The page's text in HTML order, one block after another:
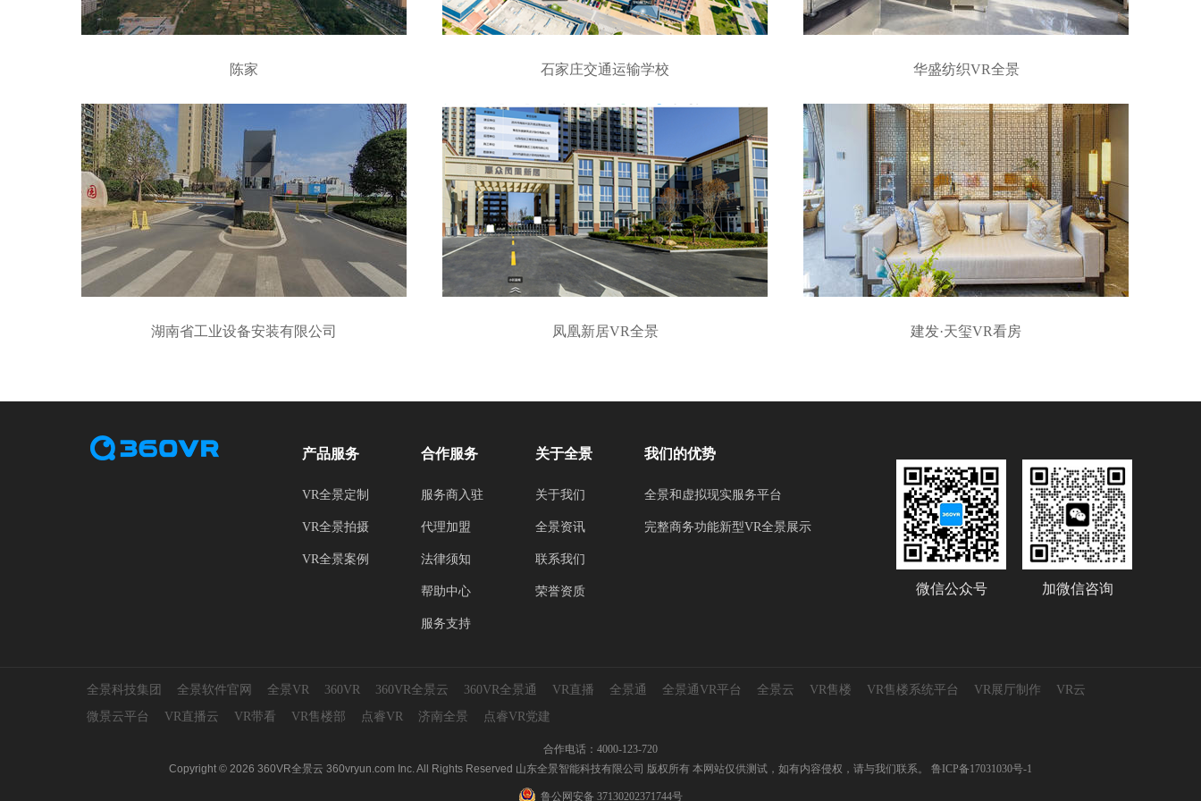
陈家 石家庄交通运输学校 华盛纺织VR全景
湖南省工业设备安装有限公司 凤凰新居VR全景 建发·天玺VR看房
产品服务
VR全景定制
VR全景拍摄
VR全景案例
合作服务
服务商入驻
代理加盟
法律须知
帮助中心
服务支持
关于全景
关于我们
全景资讯
联系我们
荣誉资质
我们的优势
全景和虚拟现实服务平台
完整商务功能新型VR全景展示
微信公众号 加微信咨询
全景科技集团 全景软件官网 全景VR 360VR 360VR全景云 360VR全景通 VR直播 全景通 全景通VR平台 全景云 VR售楼 VR售楼系统平台 VR展厅制作
VR云
微景云平台
VR直播云 VR带看 VR售楼部 点睿VR 济南全景 点睿VR党建
合作电话：4000-123-720
Copyright © 2026 360VR全景云 360vryun.com Inc. All Rights Reserved 山东全景智能科技有限公司 版权所有 本网站仅供测试，如有内容侵权，请与我们联系。 鲁ICP备17031030号-1
鲁公网安备 37130202371744号